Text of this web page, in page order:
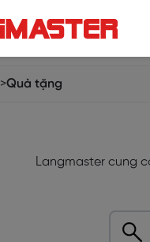
>Quà tặng
Langmaster cung